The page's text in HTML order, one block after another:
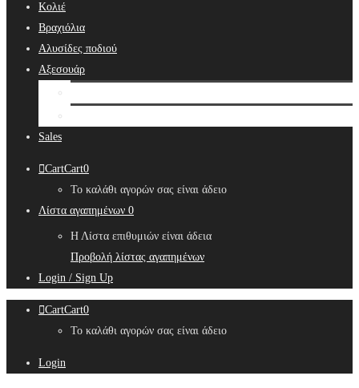
Κολιέ
Βραχιόλια
Αλυσίδες ποδιού
Αξεσουάρ
Sales
CartCart0
Το καλάθι αγορών σας είναι άδειο
Λίστα αγαπημένων 0
Η Λίστα επιθυμιών είναι άδεια
Προβολή λίστας αγαπημένων
Login / Sign Up
CartCart0
Το καλάθι αγορών σας είναι άδειο
Login